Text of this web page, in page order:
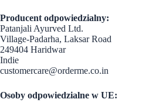
Producent odpowiedzialny:
Patanjali Ayurved Ltd.
Village-Padarha, Laksar Road
249404 Haridwar
Indie
customercare@orderme.co.in
Osoby odpowiedzialne w UE: